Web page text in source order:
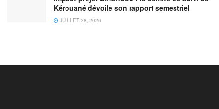
Kérouané dévoile son rapport semestriel
JUILLET 28, 2026